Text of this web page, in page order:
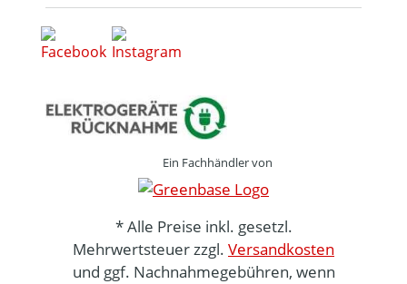
Ein Fachhändler von
* Alle Preise inkl. gesetzl.
Mehrwertsteuer zzgl. Versandkosten
und ggf. Nachnahmegebühren, wenn